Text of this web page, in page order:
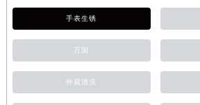
手表生锈
万国
外观清洗